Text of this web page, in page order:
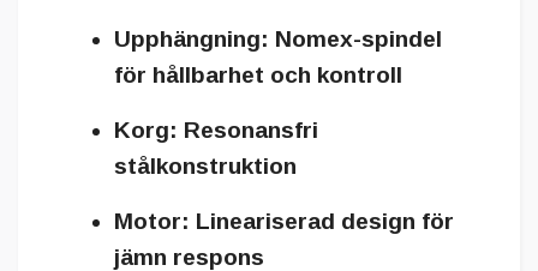
Upphängning: Nomex-spindel
för hållbarhet och kontroll
Korg: Resonansfri
stålkonstruktion
Motor: Lineariserad design för
jämn respons